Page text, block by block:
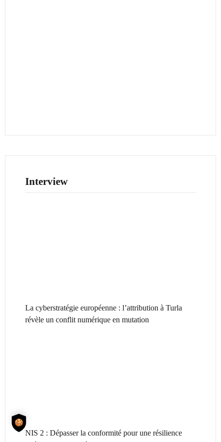
Interview
La cyberstratégie européenne : l’attribution à Turla
révèle un conflit numérique en mutation
NIS 2 : Dépasser la conformité pour une résilience